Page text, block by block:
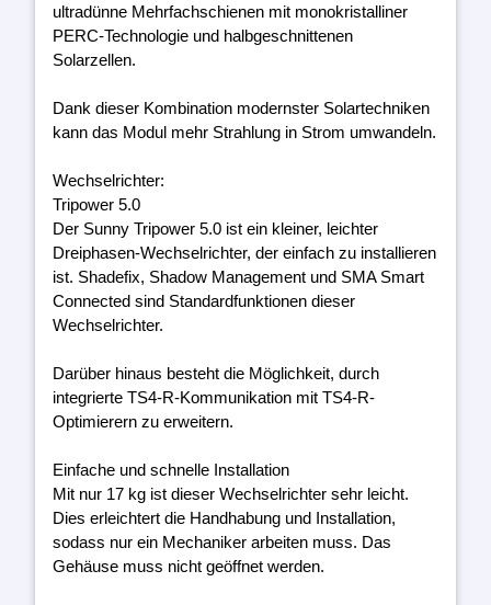
ultradünne Mehrfachschienen mit monokristalliner
PERC-Technologie und halbgeschnittenen
Solarzellen.
Dank dieser Kombination modernster Solartechniken
kann das Modul mehr Strahlung in Strom umwandeln.
Wechselrichter:
Tripower 5.0
Der Sunny Tripower 5.0 ist ein kleiner, leichter
Dreiphasen-Wechselrichter, der einfach zu installieren
ist. Shadefix, Shadow Management und SMA Smart
Connected sind Standardfunktionen dieser
Wechselrichter.
Darüber hinaus besteht die Möglichkeit, durch
integrierte TS4-R-Kommunikation mit TS4-R-
Optimierern zu erweitern.
Einfache und schnelle Installation
Mit nur 17 kg ist dieser Wechselrichter sehr leicht.
Dies erleichtert die Handhabung und Installation,
sodass nur ein Mechaniker arbeiten muss. Das
Gehäuse muss nicht geöffnet werden.